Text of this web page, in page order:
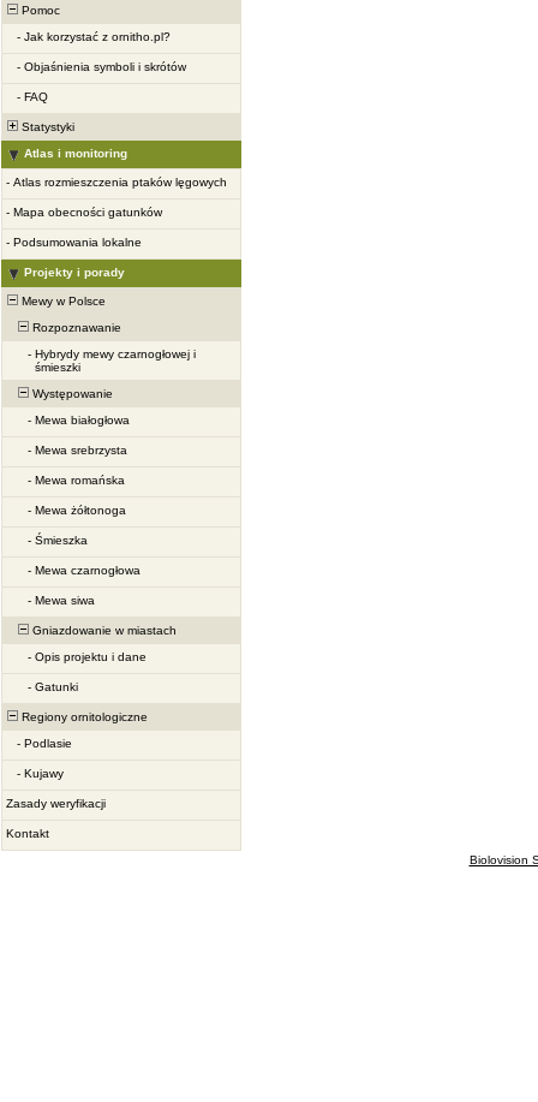
Pomoc
- Jak korzystać z ornitho.pl?
- Objaśnienia symboli i skrótów
- FAQ
Statystyki
Atlas i monitoring
- Atlas rozmieszczenia ptaków lęgowych
- Mapa obecności gatunków
- Podsumowania lokalne
Projekty i porady
Mewy w Polsce
Rozpoznawanie
- Hybrydy mewy czarnogłowej i
śmieszki
Występowanie
- Mewa białogłowa
- Mewa srebrzysta
- Mewa romańska
- Mewa żółtonoga
- Śmieszka
- Mewa czarnogłowa
- Mewa siwa
Gniazdowanie w miastach
- Opis projektu i dane
- Gatunki
Regiony ornitologiczne
- Podlasie
- Kujawy
Zasady weryfikacji
Kontakt
Biolovision